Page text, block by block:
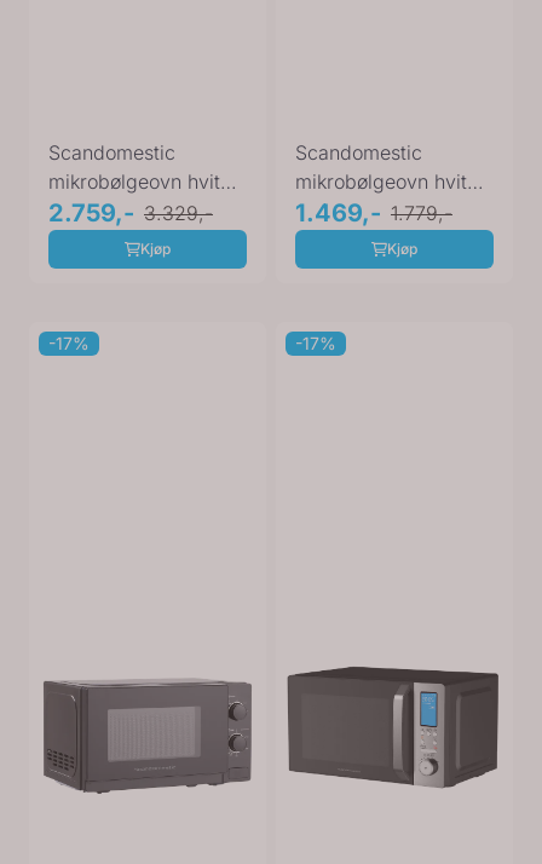
Scandomestic
mikrobølgeovn hvit
900W MWC25X
2.759,- 3.329,-
Kjøp
Scandomestic
mikrobølgeovn hvit
700W MWS20W
1.469,- 1.779,-
Kjøp
-17% -17%